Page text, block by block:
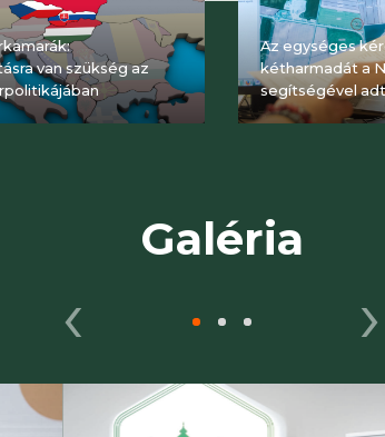
van szükség az
Az egységes
kétharmadát a
segítségével
Galéria
‹ ›